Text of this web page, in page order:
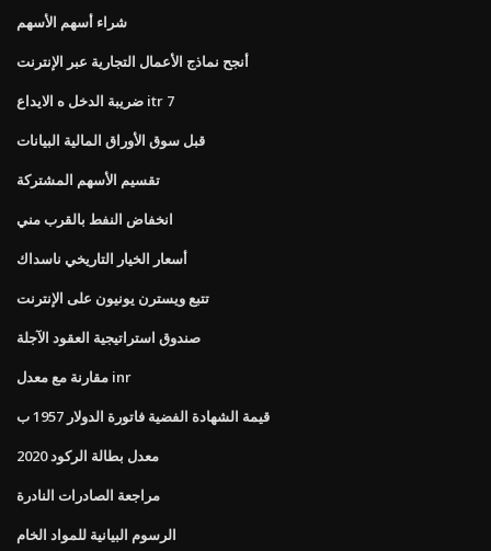
شراء أسهم الأسهم
أنجح نماذج الأعمال التجارية عبر الإنترنت
ضريبة الدخل ه الايداع itr 7
قبل سوق الأوراق المالية البيانات
تقسيم الأسهم المشتركة
انخفاض النفط بالقرب مني
أسعار الخيار التاريخي ناسداك
تتبع ويسترن يونيون على الإنترنت
صندوق استراتيجية العقود الآجلة
مقارنة مع معدل inr
قيمة الشهادة الفضية فاتورة الدولار 1957 ب
2020 معدل بطالة الركود
مراجعة الصادرات النادرة
الرسوم البيانية للمواد الخام